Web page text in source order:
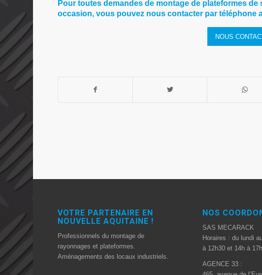
Pour toutes demandes de montage de plateformes
occasion, vous pouvez nous contacter par téléphone
NOUS
VOTRE PARTENAIRE EN
NOUVELLE AQUITAINE !
Professionnels du montage de
rayonnages et plateformes.
Aménagements des locaux industriels.
NOS
SAS MECARACK
Horaires : du lundi
à 12h30 et 14h à 17h
AGENCE 33 :